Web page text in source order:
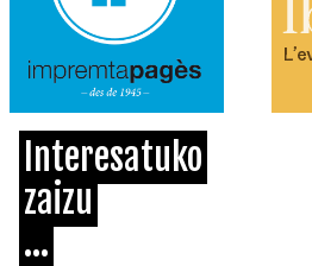
Interesatuko
zaizu
...